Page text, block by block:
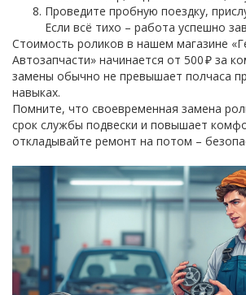
Проведите пробную поездку,
Если всё тихо – работа успешно
Стоимость роликов в нашем магазине
Автозапчасти» начинается от 500 ₽ за
замены обычно не превышает полчаса
навыках.
Помните, что своевременная замена
срок службы подвески и повышает
откладывайте ремонт на потом –